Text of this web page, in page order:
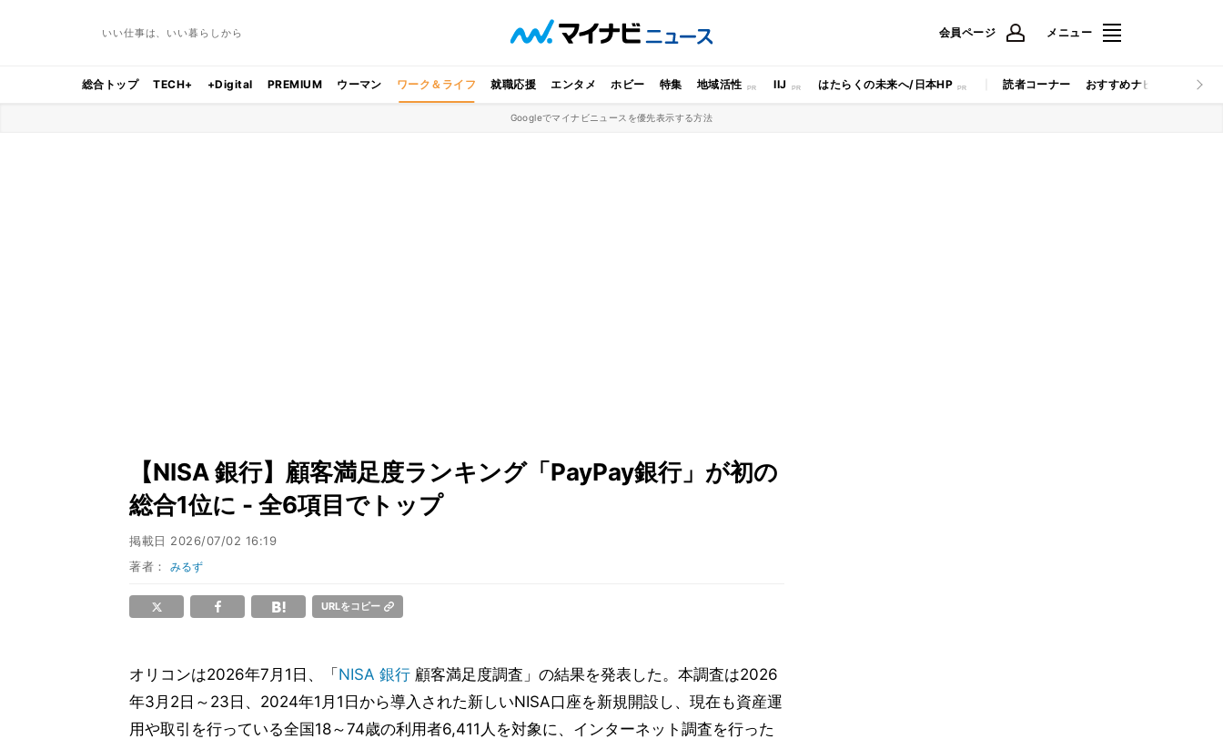
いい仕事は、いい暮らしから 会員ページ メニュー
総合トップ TECH+ +Digital PREMIUM ウーマン ワーク＆ライフ 就職応援 エンタメ ホビー 特集 地域活性 IIJ はたらくの未来へ/日本HP 読者コーナー おすすめナビ マイナビ
Googleでマイナビニュースを優先表示する方法
【NISA 銀行】顧客満足度ランキング「PayPay銀行」が初の
総合1位に - 全6項目でトップ
掲載日 2026/07/02 16:19
著者：みるず
URLをコピー
オリコンは2026年7月1日、「 NISA 銀行 顧客満足度調査」の結果を発表した。本調査は2026
年3月2日～23日、2024年1月1日から導入された新しいNISA口座を新規開設し、現在も資産運
用や取引を行っている全国18～74歳の利用者6,411人を対象に、インターネット調査を行った